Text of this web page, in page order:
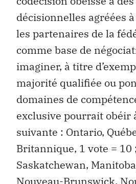
décisionnelles agréées
les partenaires de la
comme base de
imaginer, à titre
majorité qualifiée ou
domaines de
exclusive pourrait obéir
suivante : Ontario,
Britannique, 1 vote = 10
Saskatchewan,